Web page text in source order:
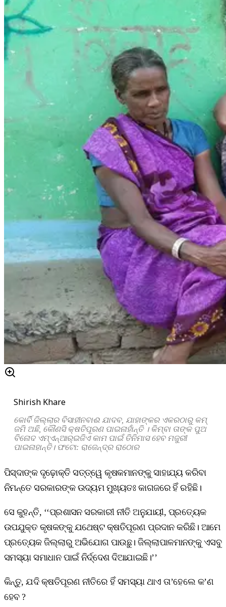
Shirish Khare
କୋର୍ବି ଜିଲ୍ଲାର ବିସାହୀନବାଈ ଯାଦବ, ଯାହାଙ୍କର ଏକରଠାରୁ କମ୍‌
ଜମି ଅଛି, କୌଣସି କ୍ଷତିପୂରଣ ପାଇନାହାଁନ୍ତି । କିମ୍ବା ତାଙ୍କ ପୁଅ
ବିନୋଦ ଏମ୍‌ଏନ୍‌ଆର୍‌ଇଜିଏ କାମ ପାଇଁ ତିନିମାସ ହେବ ମଜୁରୀ
ପାଇନାହାନ୍ତି। ଫଟୋ: ରାଜେନ୍ଦ୍ର ରାଠୋର
ପିସ୍‌ଦାଙ୍କ ଦୃଢ଼ୋକ୍ତି ସତ୍ତ୍ୱେ କୃଷକମାନଙ୍କୁ ସାହାଯ୍ୟ କରିବା
ନିମନ୍ତେ ସରକାରଙ୍କ ଉଦ୍ୟମ ମୁଖ୍ୟତଃ କାଗଜରେ ହିଁ ରହିଛି।
ସେ କୁହନ୍ତି, ‘‘ପ୍ରଶାସନ ସରକାରୀ ନୀତି ଅନୁଯାୟୀ, ପ୍ରତ୍ୟେକ
ଉପଯୁକ୍ତ କୃଷକଙ୍କୁ ଯଥେଷ୍ଟ କ୍ଷତିପୂରଣ ପ୍ରଦାନ କରିଛି। ଆମେ
ପ୍ରତ୍ୟେକ ଜିଲ୍ଲାରୁ ଅଭିଯୋଗ ପାଉଛୁ। ଜିଲ୍ଲାପାଳମାନଙ୍କୁ ଏସବୁ
ସମସ୍ୟା ସମାଧାନ ପାଇଁ ନିର୍ଦ୍ଦେଶ ଦିଆଯାଇଛି।’’
କିନ୍ତୁ, ଯଦି କ୍ଷତିପୂରଣ ନୀତିରେ ହିଁ ସମସ୍ୟା ଥାଏ ତା’ହେଲେ କ’ଣ
ହେବ ?